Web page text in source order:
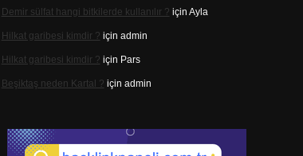
Demir sülfat hangi bitkilerde kullanılır ? için Ayla
Hilkat garibesi kimdir ? için admin
Hilkat garibesi kimdir ? için Pars
Beşiktaş neden Kartal ? için admin